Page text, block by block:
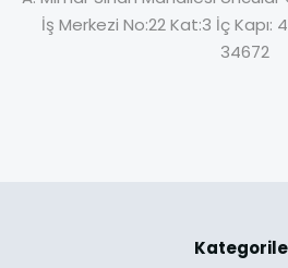
İş Merkezi No:22 Kat:3 İç
34672